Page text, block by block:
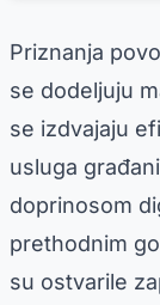
Priznanja
se dodeljuju
se izdvajaju
usluga
doprinosom
prethodnim
su ostvarile